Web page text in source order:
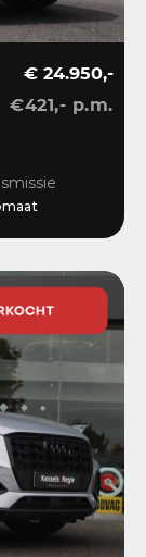
€ 24.950,-
€421,- p.m.